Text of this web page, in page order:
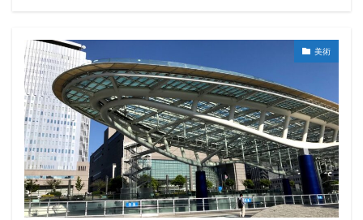
美術